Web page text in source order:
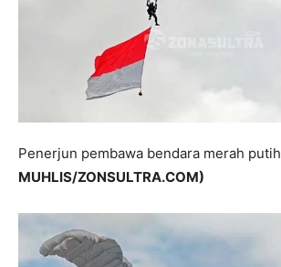
Penerjun pembawa bendara merah putih
MUHLIS/ZONSULTRA.COM)